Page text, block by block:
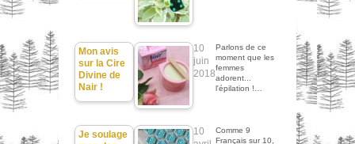
Mon avis
sur la Cire
Divine de
Nair !
10
juin
2018
Parlons de ce
moment que les
femmes
adorent...
l'épilation !…
Je soulage
10
Comme 9
Français sur 10,